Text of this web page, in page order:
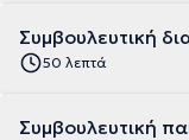
Συμβουλευτική
50 λεπτά
Συμβουλευτική